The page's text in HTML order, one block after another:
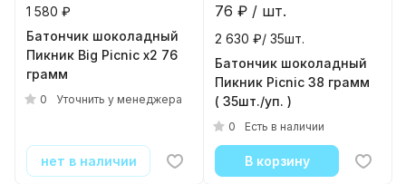
1 580 ₽
Батончик шоколадный
Пикник Big Picnic x2 76
грамм
0 Уточнить у менеджера
нет в наличии
76 ₽ / шт.
2 630 ₽/ 35шт.
Батончик шоколадный
Пикник Picnic 38 грамм
( 35шт./уп. )
0 Есть в наличии
В корзину